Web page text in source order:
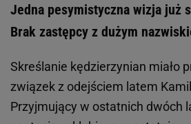
Jedna pesymistyczna wizja już
Brak zastępcy z dużym
Skreślanie kędzierzynian miało
związek z odejściem latem
Przyjmujący w ostatnich dwóch